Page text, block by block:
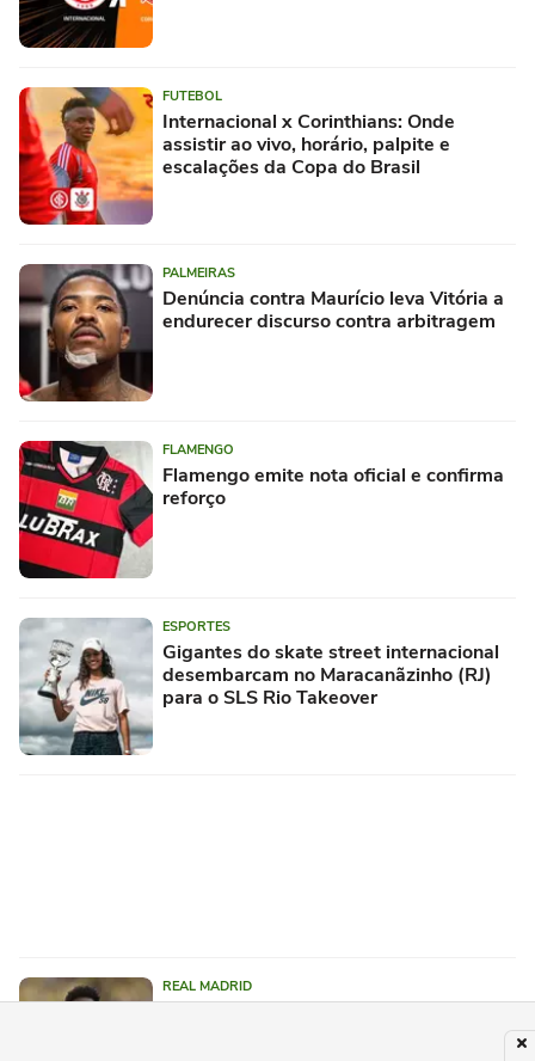
FUTEBOL
Internacional x Corinthians: Onde
assistir ao vivo, horário, palpite e
escalações da Copa do Brasil
PALMEIRAS
Denúncia contra Maurício leva Vitória a
endurecer discurso contra arbitragem
FLAMENGO
Flamengo emite nota oficial e confirma
reforço
ESPORTES
Gigantes do skate street internacional
desembarcam no Maracanãzinho (RJ)
para o SLS Rio Takeover
REAL MADRID